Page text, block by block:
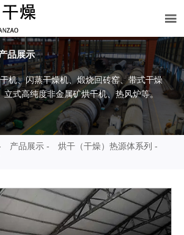

品展示
机、闪蒸干燥机、煅烧回砖窑、带式干燥
式高纯度非金属矿烘干机、热风炉等。
产品展示 - 烘干（干燥）热源体系列 -